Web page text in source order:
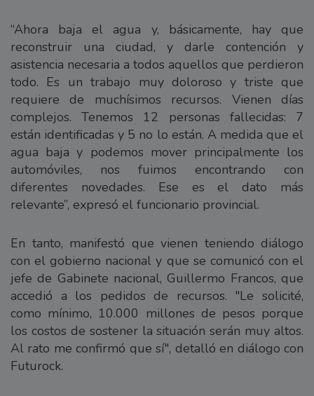
“Ahora baja el agua y, básicamente, hay que
reconstruir una ciudad, y darle contención y
asistencia necesaria a todos aquellos que perdieron
todo. Es un trabajo muy doloroso y triste que
requiere de muchísimos recursos. Vienen días
complejos. Tenemos 12 personas fallecidas: 7
están identificadas y 5 no lo están. A medida que el
agua baja y podemos mover principalmente los
automóviles, nos fuimos encontrando con
diferentes novedades. Ese es el dato más
relevante”, expresó el funcionario provincial.
En tanto, manifestó que vienen teniendo diálogo
con el gobierno nacional y que se comunicó con el
jefe de Gabinete nacional, Guillermo Francos, que
accedió a los pedidos de recursos. "Le solicité,
como mínimo, 10.000 millones de pesos porque
los costos de sostener la situación serán muy altos.
Al rato me confirmó que sí", detalló en diálogo con
Futurock.